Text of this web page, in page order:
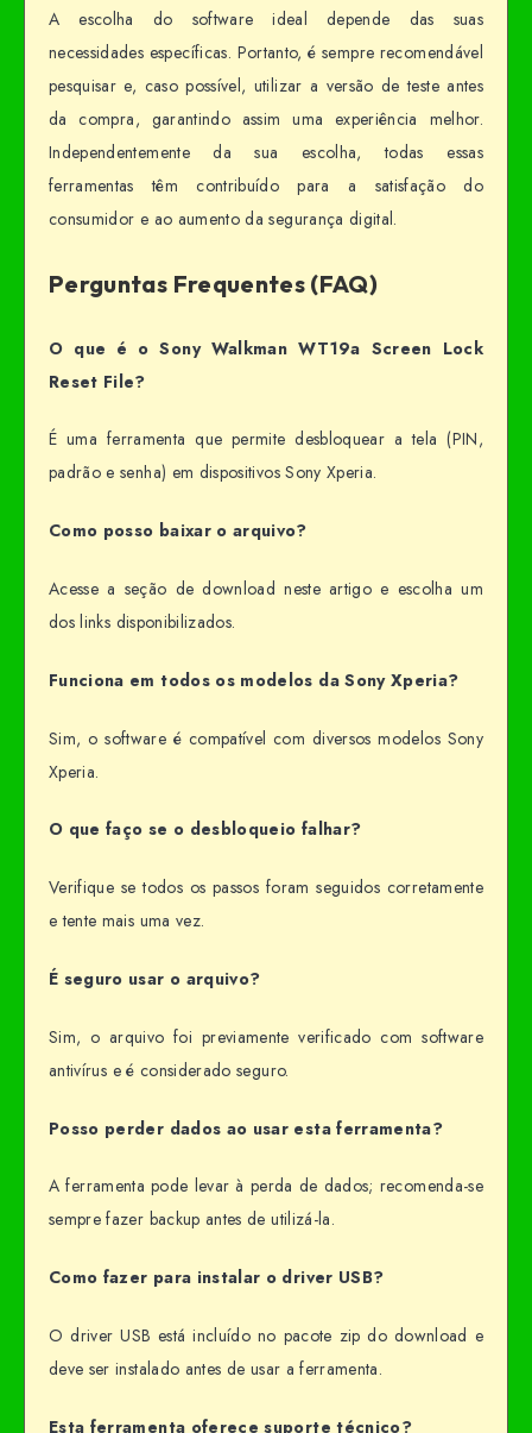
A escolha do software ideal depende das suas
necessidades específicas. Portanto, é sempre recomendável
pesquisar e, caso possível, utilizar a versão de teste antes
da compra, garantindo assim uma experiência melhor.
Independentemente da sua escolha, todas essas
ferramentas têm contribuído para a satisfação do
consumidor e ao aumento da segurança digital.
Perguntas Frequentes (FAQ)
O que é o Sony Walkman WT19a Screen Lock
Reset File?
É uma ferramenta que permite desbloquear a tela (PIN,
padrão e senha) em dispositivos Sony Xperia.
Como posso baixar o arquivo?
Acesse a seção de download neste artigo e escolha um
dos links disponibilizados.
Funciona em todos os modelos da Sony Xperia?
Sim, o software é compatível com diversos modelos Sony
Xperia.
O que faço se o desbloqueio falhar?
Verifique se todos os passos foram seguidos corretamente
e tente mais uma vez.
É seguro usar o arquivo?
Sim, o arquivo foi previamente verificado com software
antivírus e é considerado seguro.
Posso perder dados ao usar esta ferramenta?
A ferramenta pode levar à perda de dados; recomenda-se
sempre fazer backup antes de utilizá-la.
Como fazer para instalar o driver USB?
O driver USB está incluído no pacote zip do download e
deve ser instalado antes de usar a ferramenta.
Esta ferramenta oferece suporte técnico?